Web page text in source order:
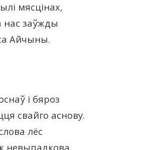
мясцінах,
нас заўжды
Айчыны.
i бяроз
свайго аснову.
лёс
невыпадкова.